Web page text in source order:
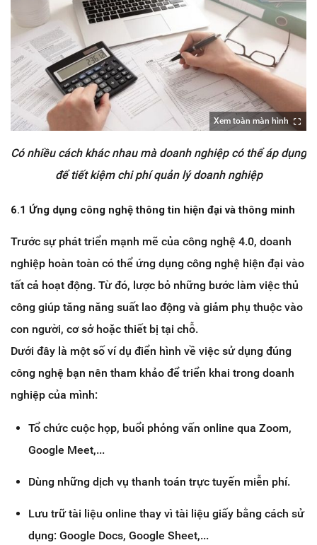
Xem toàn màn hình
Có nhiều cách khác nhau mà doanh nghiệp có thể áp dụng
để tiết kiệm chi phí quản lý doanh nghiệp
6.1 Ứng dụng công nghệ thông tin hiện đại và thông minh
Trước sự phát triển mạnh mẽ của công nghệ 4.0, doanh
nghiệp hoàn toàn có thể ứng dụng công nghệ hiện đại vào
tất cả hoạt động. Từ đó, lược bỏ những bước làm việc thủ
công giúp tăng năng suất lao động và giảm phụ thuộc vào
con người, cơ sở hoặc thiết bị tại chỗ.
Dưới đây là một số ví dụ điển hình về việc sử dụng đúng
công nghệ bạn nên tham khảo để triển khai trong doanh
nghiệp của mình:
Tổ chức cuộc họp, buổi phỏng vấn online qua Zoom,
Google Meet,...
Dùng những dịch vụ thanh toán trực tuyến miễn phí.
Lưu trữ tài liệu online thay vì tài liệu giấy bằng cách sử
dụng: Google Docs, Google Sheet,...